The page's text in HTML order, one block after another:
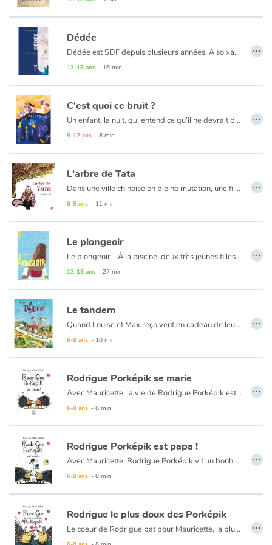
Dédée
Dédée est SDF depuis plusieurs années. A soixante-dix ans passés, elle a choisi de vivre dans la
13-18 ans - 16 min
…
C'est quoi ce bruit ?
Un enfant, la nuit, qui entend ce qu’il ne devrait pas entendre, qui devine ce qu’il ne connaît pas, quel parent ne l’a pas craint, ne l’a pas vécu ? Une histoire d’amour.
9-12 ans - 8 min
…
L'arbre de Tata
Dans une ville chinoise en pleine mutation, une fillette est confiée par ses parents à sa grande-tante âgée. Au fil d’un lent et doux rapprochement, l'enfant découvre l’histoire personnelle de son aïeule, le secret qui anime son cœur et la lie à l’arbre planté dans le petit jardin au bout de la rue. Jusqu'au jour où des travaux transforment tout...
6-8 ans - 11 min
…
Le plongeoir
Le plongeoir - À la piscine, deux très jeunes filles sont entraînées malgré elles en haut du plongeoir par deux garçons. D’abord flattées puis inquiètes et tétanisées, elles n’arrivent pas à se défaire de leur emprise. Quand l’une est poussée à l’eau, l’autre parvient enfin à dire non.
Un saut dans la rivière - Deux garçons, de 12 et 17 ans, passent la journée au bord d’une rivière. L’aîné, soucieux de répondre aux injonctions viriles, jette le plus jeune dans la rivière pour lui apprendre à nager et faire de lui «un homme».
13-18 ans - 27 min
…
Le tandem
Quand Louise et Max reçoivent en cadeau de leur voisin un magnifique tandem, les deux inséparables amis décident de partir en vacances sur le sympathique engin. Après un démarrage compliqué lié à l’adaptation requise pour trouver l’équilibre et pédaler à l’unisson, l’aventure commence avec la découverte de senteurs printanières, de paysages merveilleux...et quelques surprises en chemin !
Un album délicieux du tandem franco-italien (Nadine Brun-Cosme - Federicio Appel) qui offre à ces deux êtres attachants une escapade vers la liberté et aux jeunes lecteurs, l’envie de les suivre en pédalant avec eux !
6-8 ans - 10 min
…
Rodrigue Porképik se marie
Avec Mauricette, la vie de Rodrigue Porképik est magnifique, féerique. Si fantastique qu'il décide de se marier et d'organiser une fête, trés chouette. Mais au moment d'aller dormir, les choses se compliquent. Où trouver un lit pratique pour monsieur et madame Porképik ?
6-8 ans - 8 min
…
Rodrigue Porképik est papa !
Avec Mauricette, Rodrigue Porképik vit un bonheur fantastique. Ils vont avoir un bébé. C'est féérique ! Si c'est un garçon, il s'appellera Ludovic, si c'est une fille, Monique. Logique ! Leur petit Porképik sera absolument magnifique. Mais Rodrigue panique... Fera-t-il un bon papa Porképik ?
6-8 ans - 8 min
…
Rodrigue le plus doux des Porképik
Le coeur de Rodrigue bat pour Mauricette, la plus chouette des porképikettes. Mais, entre les piques qui rebiquent, un lit pas pratique et l'arrivée d'un bébé Porképik, Rodrigue s'inquiète et s'agite. Pas de panique, les deux amoureux ont toujours une bonne idée pour rendre la vie magnifique ! …